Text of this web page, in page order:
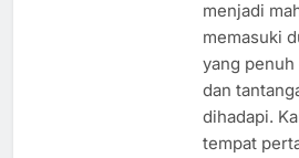
menjadi
memasuki
yang penuh
dan
dihadapi.
tempat